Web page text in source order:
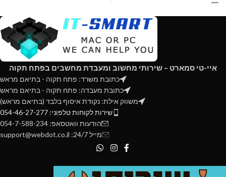
glass
(Front Fans: 3x 120mm / 2x
140mm (1x 120mm pre-installed
Top Fans: 2x 140/120mm
PCIe Connector: 8
SATA Connector: 16
PATA Connector: 8
EPS12V Connector: 2
Dimensions: 170mm x 86mm x
150mm
איי-טי סמארט – שירותי מחשוב ומעבדת מחשבים בפתח תקוה
כתובת משרד: פתח תקוה - בתיאם מראש
כתובת מעבדה: פתח תקוה - בתיאם מראש
משווק אילת: נקודת איסוף בלבד (בתיאם מראש)
שירות לקוחות טלפוני: 054-46-27-277
הודעות וואטסאפ: 054-7-588-234
מייל 24/7: support@webdot.co.il